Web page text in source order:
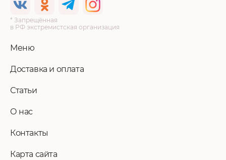
Меню
Доставка и оплата
Статьи
О нас
Контакты
Карта сайта
* Запрещённая
в РФ экстремистская организация